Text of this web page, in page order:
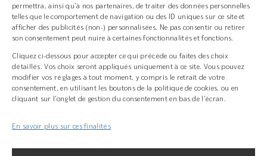
permettra, ainsi qu’à nos partenaires, de traiter des données personnelles
telles que le comportement de navigation ou des ID uniques sur ce site et
afficher des publicités (non-) personnalisées. Ne pas consentir ou retirer
son consentement peut nuire à certaines fonctionnalités et fonctions.
Cliquez ci-dessous pour accepter ce qui précède ou faites des choix
détaillés. Vos choix seront appliqués uniquement à ce site. Vous pouvez
modifier vos réglages à tout moment, y compris le retrait de votre
consentement, en utilisant les boutons de la politique de cookies, ou en
cliquant sur l’onglet de gestion du consentement en bas de l’écran.
En savoir plus sur ces finalités
+ 33(0)3 89 58 45 45
Z.I Bois l’Abbesse, 68660 Lièpvre
grad-system.com